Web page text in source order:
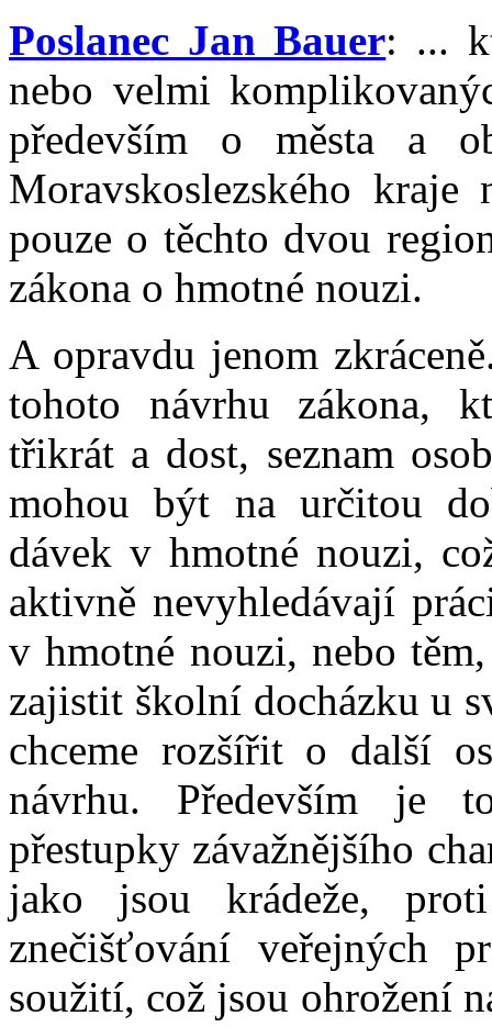
Poslanec Jan Bauer: ...
nebo velmi
především o města a
Moravskoslezského
pouze o těchto dvou
zákona o hmotné nouzi.
A opravdu jenom
tohoto návrhu zákona,
třikrát a dost, seznam
mohou být na určitou
dávek v hmotné nouzi,
aktivně nevyhledávají
v hmotné nouzi, nebo
zajistit školní docházku u
chceme rozšířit o další
návrhu. Především je
přestupky závažnějšího
jako jsou krádeže,
znečišťování veřejných
soužití, což jsou ohrožení